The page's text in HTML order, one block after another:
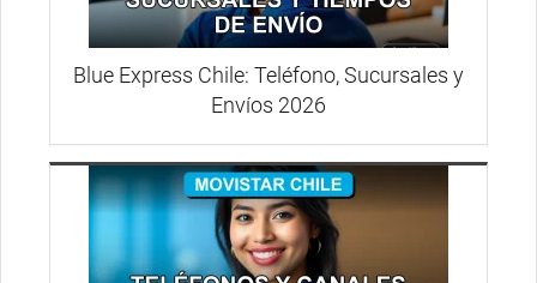
Blue Express Chile: Teléfono, Sucursales y
Envíos 2026